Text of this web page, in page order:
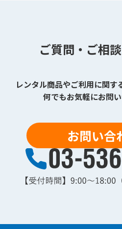
ご質問・ご相
レンタル商品やご利用に関す
何でもお気軽にお問
お問い合